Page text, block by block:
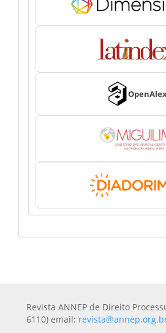
Revista ANNEP de Direito
6110) email: